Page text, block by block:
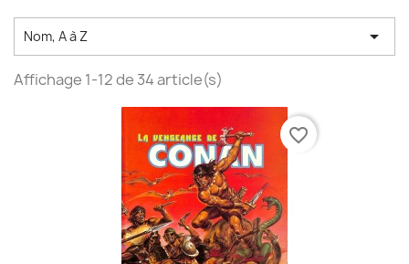
Nom, A à Z 
Affichage 1-12 de 34 article(s)
favorite_border